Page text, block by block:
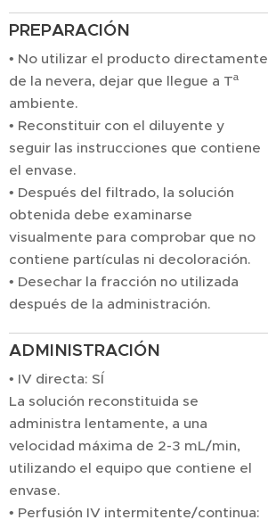
PREPARACIÓN
• No utilizar el producto directamente
de la nevera, dejar que llegue a Tª
ambiente.
• Reconstituir con el diluyente y
seguir las instrucciones que contiene
el envase.
• Después del filtrado, la solución
obtenida debe examinarse
visualmente para comprobar que no
contiene partículas ni decoloración.
• Desechar la fracción no utilizada
después de la administración.
ADMINISTRACIÓN
• IV directa: SÍ
La solución reconstituida se
administra lentamente, a una
velocidad máxima de 2-3 mL/min,
utilizando el equipo que contiene el
envase.
• Perfusión IV intermitente/continua: